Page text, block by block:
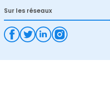
Sur les réseaux